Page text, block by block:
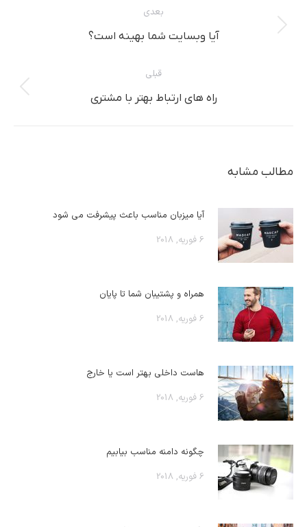
مطلب
قبلی
پست
راه های ارتباط بهتر با مشتری
بعدی
نوشته
آیا وبسایت شما بهینه است؟
مطالب مشابه
آیا میزبان مناسب باعث پیشرفت می شود
6 فوریه, 2018
همراه و پشتیبان شما تا پایان
6 فوریه, 2018
هاست داخلی بهتر است یا خارج
6 فوریه, 2018
چگونه دامنه مناسب بیابیم
6 فوریه, 2018